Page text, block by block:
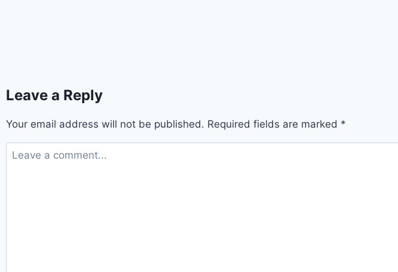
Leave a Reply
Your email address will not be published. Required fields are marked *